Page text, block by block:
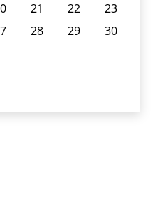
21 22
23
28 29
30